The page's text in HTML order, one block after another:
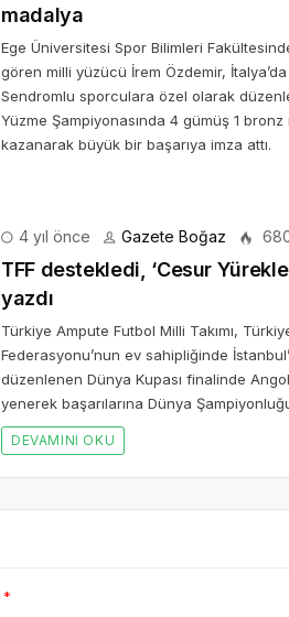
madalya
Ege Üniversitesi Spor Bilimleri
gören milli yüzücü İrem Özdemir,
Sendromlu sporculara özel olarak
Yüzme Şampiyonasında 4 gümüş 1 bronz
kazanarak büyük bir başarıya imza attı.
4 yıl önce Gazete Boğaz
TFF destekledi, ‘Cesur
yazdı
Türkiye Ampute Futbol Milli Takımı,
Federasyonu’nun ev sahipliğinde
düzenlenen Dünya Kupası finalinde
yenerek başarılarına Dünya
DEVAMINI OKU
*